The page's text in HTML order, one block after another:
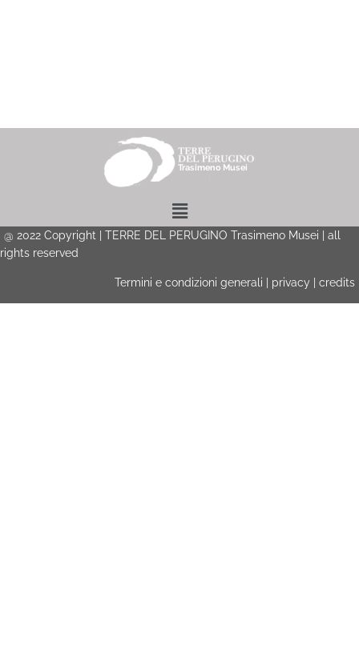
Menu
@ 2022 Copyright | TERRE DEL PERUGINO Trasimeno Musei | all
rights reserved
Termini e condizioni generali privacy credits